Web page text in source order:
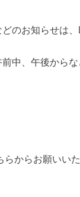
のお知らせは
中、午後から
からお願いいた